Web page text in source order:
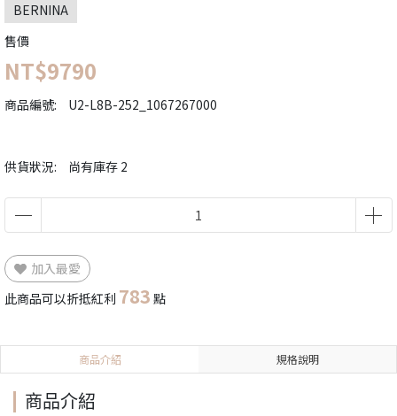
BERNINA
售價
NT$9790
商品編號: U2-L8B-252_1067267000
供貨狀況: 尚有庫存 2
加入最愛
此商品可以折抵紅利 783 點
商品介紹 規格說明
商品介紹